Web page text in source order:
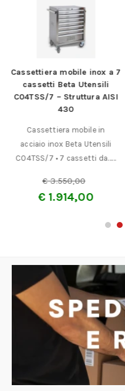
Cassettiera mobile inox a 7
cassetti Beta Utensili
C04TSS/7 – Struttura AISI
430
Cassettiera mobile in
acciaio inox Beta Utensili
C04TSS/7 • 7 cassetti da……
€3.550,00
€1.914,00